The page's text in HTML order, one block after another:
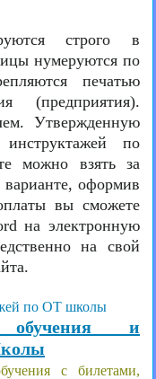
строго в
нумеруются по
печатью
(предприятия).
Утвержденную
по
можно взять за
варианте, оформив
вы сможете
на электронную
на свой
обучения и
с билетами,